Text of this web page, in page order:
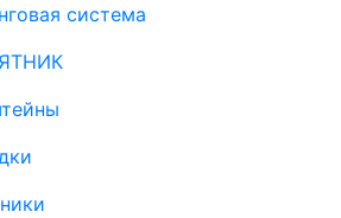
система